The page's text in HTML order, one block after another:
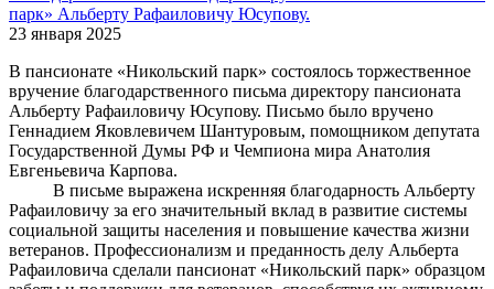
парк» Альберту Рафаиловичу Юсупову.
23 января 2025
В пансионате «Никольский парк» состоялось торжественное
вручение благодарственного письма директору пансионата
Альберту Рафаиловичу Юсупову. Письмо было вручено
Геннадием Яковлевичем Шантуровым, помощником депутата
Государственной Думы РФ и Чемпиона мира Анатолия
Евгеньевича Карпова.
В письме выражена искренняя благодарность Альберту
Рафаиловичу за его значительный вклад в развитие системы
социальной защиты населения и повышение качества жизни
ветеранов. Профессионализм и преданность делу Альберта
Рафаиловича сделали пансионат «Никольский парк» образцом